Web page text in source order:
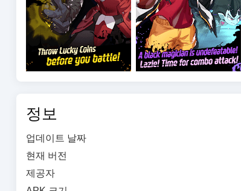
* For questions or customer support, please
정보
업데이트 날짜
현재 버전
제공자